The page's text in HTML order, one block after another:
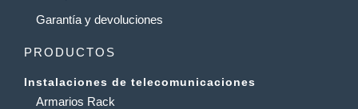
Garantía y devoluciones
PRODUCTOS
Instalaciones de telecomunicaciones
Armarios Rack